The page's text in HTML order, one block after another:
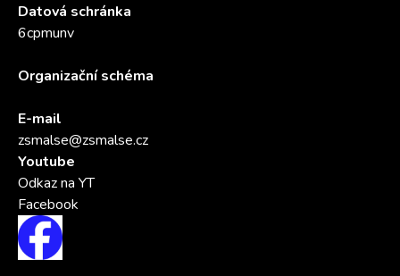
Datová schránka
6cpmunv
Organizační schéma
E-mail
zsmalse@zsmalse.cz
Youtube
Odkaz na YT
Facebook